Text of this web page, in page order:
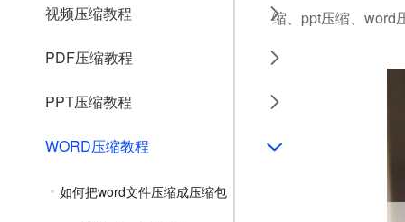
视频压缩教程
PDF压缩教程
PPT压缩教程
WORD压缩教程
如何把word文件压缩成压缩包
缩、ppt压缩、word